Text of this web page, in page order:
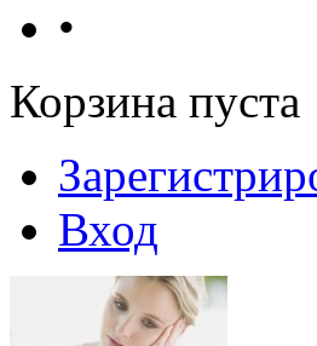
•
Корзина пуста
Вход